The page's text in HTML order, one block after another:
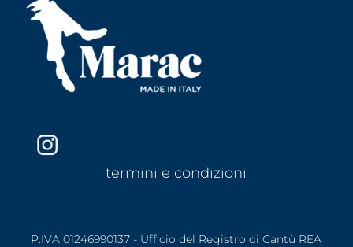
termini e condizioni
P.IVA 01246990137 - Ufficio del Registro di Cantù REA